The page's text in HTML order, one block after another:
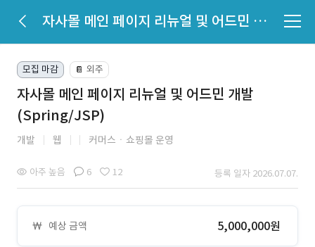
자사몰 메인 페이지 리뉴얼 및 어드민 개발 (Spring/JSP)
모집 마감 📔 외주
자사몰 메인 페이지 리뉴얼 및 어드민 개발
(Spring/JSP)
개발 웹 커머스ㆍ쇼핑몰 운영
아주 높음 6 12 등록 일자 2026.07.07.
예상 금액 5,000,000원